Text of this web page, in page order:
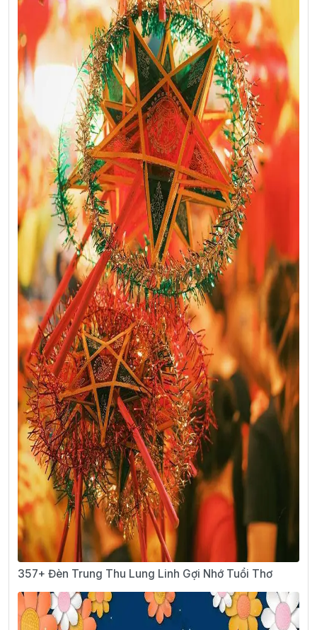
357+ Đèn Trung Thu Lung Linh Gợi Nhớ Tuổi Thơ